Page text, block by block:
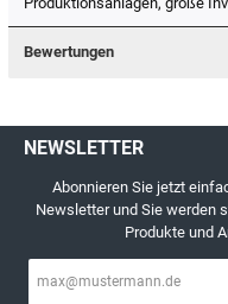
Bewertungen
NEWSLETTER
Abonnieren Sie jetzt
Newsletter und Sie werden
Produkte und